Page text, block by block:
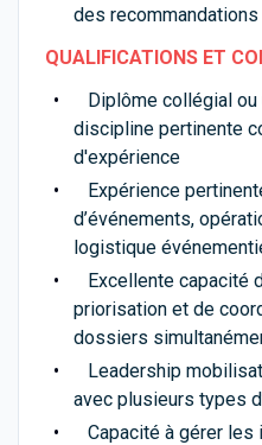
des
QUALIFICATIONS ET
Diplôme collégial ou
discipline pertinente
d'expérience
Expérience
d’événements,
logistique
Excellente capacité
priorisation et de
dossiers
Leadership
avec plusieurs types
Capacité à gérer les